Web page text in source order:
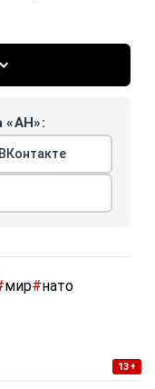
«АН»:
ВКонтакте
мир#нато
13+